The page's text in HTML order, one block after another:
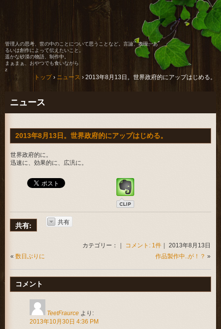
管理人の思考、世の中のことについて思うことなど。言論、表現、あ
るいは創作によって伝えたいこと。
遥かな砂漠の物語、制作中。
まぁまぁ、おやつでも食いながら
z
トップ› ニュース › 2013年8月13日。世界政府的にアップはじめる。
ニュース
2013年8月13日。世界政府的にアップはじめる。
世界政府的に。
迅速に、効果的に、広汎に。
共有: 共有
カテゴリー：｜ コメント: 1件｜ 2013年8月13日
«数日ぶりに 作品製作中..が！？ »
コメント
TeetFraurce より:
2013年10月30日 4:36 PM